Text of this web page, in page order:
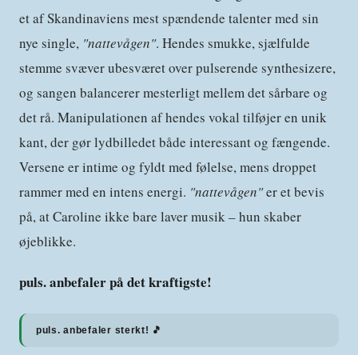
et af Skandinaviens mest spændende talenter med sin
nye single, "nattevågen". Hendes smukke, sjælfulde
stemme svæver ubesværet over pulserende synthesizere,
og sangen balancerer mesterligt mellem det sårbare og
det rå. Manipulationen af hendes vokal tilføjer en unik
kant, der gør lydbilledet både interessant og fængende.
Versene er intime og fyldt med følelse, mens droppet
rammer med en intens energi. "nattevågen"er et bevis
på, at Caroline ikke bare laver musik – hun skaber
øjeblikke.
puls. anbefaler på det kraftigste!
puls. anbefaler sterkt! 🎵